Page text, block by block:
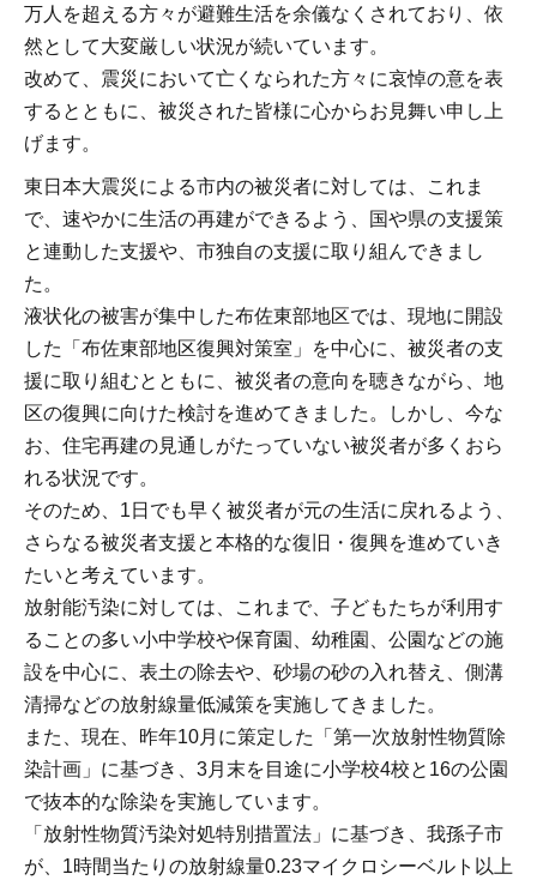
万人を超える方々が避難生活を余儀なくされており、依
然として大変厳しい状況が続いています。
改めて、震災において亡くなられた方々に哀悼の意を表
するとともに、被災された皆様に心からお見舞い申し上
げます。
東日本大震災による市内の被災者に対しては、これま
で、速やかに生活の再建ができるよう、国や県の支援策
と連動した支援や、市独自の支援に取り組んできまし
た。
液状化の被害が集中した布佐東部地区では、現地に開設
した「布佐東部地区復興対策室」を中心に、被災者の支
援に取り組むとともに、被災者の意向を聴きながら、地
区の復興に向けた検討を進めてきました。しかし、今な
お、住宅再建の見通しがたっていない被災者が多くおら
れる状況です。
そのため、1日でも早く被災者が元の生活に戻れるよう、
さらなる被災者支援と本格的な復旧・復興を進めていき
たいと考えています。
放射能汚染に対しては、これまで、子どもたちが利用す
ることの多い小中学校や保育園、幼稚園、公園などの施
設を中心に、表土の除去や、砂場の砂の入れ替え、側溝
清掃などの放射線量低減策を実施してきました。
また、現在、昨年10月に策定した「第一次放射性物質除
染計画」に基づき、3月末を目途に小学校4校と16の公園
で抜本的な除染を実施しています。
「放射性物質汚染対処特別措置法」に基づき、我孫子市
が、1時間当たりの放射線量0.23マイクロシーベルト以上